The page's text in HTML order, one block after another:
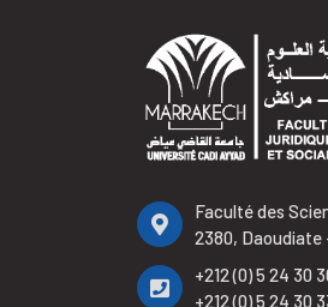
Faculté des
2380, Daoudiate
+212 (0) 5 24 30
+212 (0) 5 24 30